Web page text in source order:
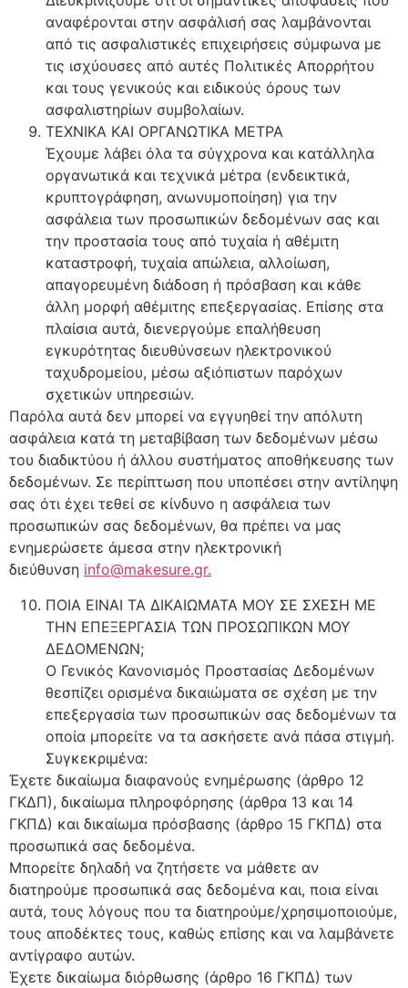
αναφέρονται στην ασφάλισή σας λαμβάνονται
από τις ασφαλιστικές επιχειρήσεις σύμφωνα με
τις ισχύουσες από αυτές Πολιτικές Απορρήτου
και τους γενικούς και ειδικούς όρους των
ασφαλιστηρίων συμβολαίων.
ΤΕΧΝΙΚΑ ΚΑΙ ΟΡΓΑΝΩΤΙΚΑ ΜΕΤΡΑ
Έχουμε λάβει όλα τα σύγχρονα και κατάλληλα
οργανωτικά και τεχνικά μέτρα (ενδεικτικά,
κρυπτογράφηση, ανωνυμοποίηση) για την
ασφάλεια των προσωπικών δεδομένων σας και
την προστασία τους από τυχαία ή αθέμιτη
καταστροφή, τυχαία απώλεια, αλλοίωση,
απαγορευμένη διάδοση ή πρόσβαση και κάθε
άλλη μορφή αθέμιτης επεξεργασίας. Επίσης στα
πλαίσια αυτά, διενεργούμε επαλήθευση
εγκυρότητας διευθύνσεων ηλεκτρονικού
ταχυδρομείου, μέσω αξιόπιστων παρόχων
σχετικών υπηρεσιών.
Παρόλα αυτά δεν μπορεί να εγγυηθεί την απόλυτη
ασφάλεια κατά τη μεταβίβαση των δεδομένων μέσω
του διαδικτύου ή άλλου συστήματος αποθήκευσης των
δεδομένων. Σε περίπτωση που υποπέσει στην αντίληψη
σας ότι έχει τεθεί σε κίνδυνο η ασφάλεια των
προσωπικών σας δεδομένων, θα πρέπει να μας
ενημερώσετε άμεσα στην ηλεκτρονική
διεύθυνση info@makesure.gr.
ΠΟΙΑ ΕΙΝΑΙ ΤΑ ΔΙΚΑΙΩΜΑΤΑ ΜΟΥ ΣΕ ΣΧΕΣΗ ΜΕ
ΤΗΝ ΕΠΕΞΕΡΓΑΣΙΑ ΤΩΝ ΠΡΟΣΩΠΙΚΩΝ ΜΟΥ
ΔΕΔΟΜΕΝΩΝ;
Ο Γενικός Κανονισμός Προστασίας Δεδομένων
θεσπίζει ορισμένα δικαιώματα σε σχέση με την
επεξεργασία των προσωπικών σας δεδομένων τα
οποία μπορείτε να τα ασκήσετε ανά πάσα στιγμή.
Συγκεκριμένα:
Έχετε δικαίωμα διαφανούς ενημέρωσης (άρθρο 12
ΓΚΔΠ), δικαίωμα πληροφόρησης (άρθρα 13 και 14
ΓΚΠΔ) και δικαίωμα πρόσβασης (άρθρο 15 ΓΚΠΔ) στα
προσωπικά σας δεδομένα.
Μπορείτε δηλαδή να ζητήσετε να μάθετε αν
διατηρούμε προσωπικά σας δεδομένα και, ποια είναι
αυτά, τους λόγους που τα διατηρούμε/χρησιμοποιούμε,
τους αποδέκτες τους, καθώς επίσης και να λαμβάνετε
αντίγραφο αυτών.
Έχετε δικαίωμα διόρθωσης (άρθρο 16 ΓΚΠΔ) των